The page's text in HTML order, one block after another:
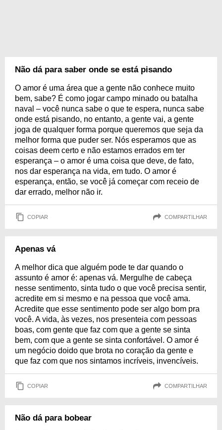
Não dá para saber onde se está pisando
O amor é uma área que a gente não conhece muito
bem, sabe? É como jogar campo minado ou batalha
naval – você nunca sabe o que te espera, nunca sabe
onde está pisando, no entanto, a gente vai, a gente
joga de qualquer forma porque queremos que seja da
melhor forma que puder ser. Nós esperamos que as
coisas deem certo e não estamos errados em ter
esperança – o amor é uma coisa que deve, de fato,
nos dar esperança na vida, em tudo. O amor é
esperança, então, se você já começar com receio de
dar errado, melhor não ir.
COPIAR COMPARTILHAR
Apenas vá
A melhor dica que alguém pode te dar quando o
assunto é amor é: apenas vá. Mergulhe de cabeça
nesse sentimento, sinta tudo o que você precisa sentir,
acredite em si mesmo e na pessoa que você ama.
Acredite que esse sentimento pode ser algo bom pra
você. A vida, às vezes, nos presenteia com pessoas
boas, com gente que faz com que a gente se sinta
bem, com que a gente se sinta confortável. O amor é
um negócio doido que brota no coração da gente e
que faz com que nos sintamos incríveis, invencíveis.
COPIAR COMPARTILHAR
Não dá para bobear